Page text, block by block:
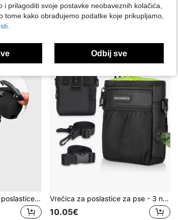
5/2/1 torbica za trening poslastice za kućne ljubimce, prijenosna i lagana za nošenje, od silikonskog materijala, prikladna za aktivnosti na otvorenom i šetanje psa, dostupna u crnoj, plavoj i drugim bojama, za vlasnike kućnih ljubimaca za pohranu poslastica za pse/mačke, otporna na vlagu, hermetički zatvorena, za nošenje potrepština i dodataka za kućne ljubimce, za vlasnike i trenere Vrećica za poslastice za pse - 3 načina nošenja vrećice za poslastice za pse, vrećice za poslastice za dresuru pasa, remen za rame, podesivi remen, dozator vrećica za izmet, lako nošenje grickalica za granule, igračke za kućne ljubimce, vrećica za poslastice za pse, vrećica za poslastice za pse, vrećica za šetanje pasa
10.05€
prilagoditi svoje postavke neobaveznih kolačića,
tome kako obrađujemo podatke koje prikupljamo,
Odbij sve